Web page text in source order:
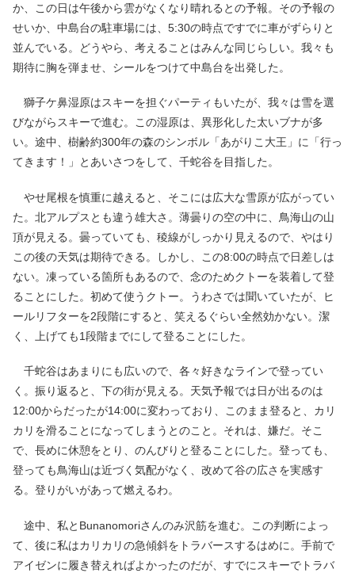
か、この日は午後から雲がなくなり晴れるとの予報。その予報の
せいか、中島台の駐車場には、5:30の時点ですでに車がずらりと
並んでいる。どうやら、考えることはみんな同じらしい。我々も
期待に胸を弾ませ、シールをつけて中島台を出発した。
獅子ケ鼻湿原はスキーを担ぐパーティもいたが、我々は雪を選
びながらスキーで進む。この湿原は、異形化した太いブナが多
い。途中、樹齢約300年の森のシンボル「あがりこ大王」に「行っ
てきます！」とあいさつをして、千蛇谷を目指した。
やせ尾根を慎重に越えると、そこには広大な雪原が広がってい
た。北アルプスとも違う雄大さ。薄曇りの空の中に、鳥海山の山
頂が見える。曇っていても、稜線がしっかり見えるので、やはり
この後の天気は期待できる。しかし、この8:00の時点で日差しは
ない。凍っている箇所もあるので、念のためクトーを装着して登
ることにした。初めて使うクトー。うわさでは聞いていたが、ヒ
ールリフターを2段階にすると、笑えるぐらい全然効かない。潔
く、上げても1段階までにして登ることにした。
千蛇谷はあまりにも広いので、各々好きなラインで登ってい
く。振り返ると、下の街が見える。天気予報では日が出るのは
12:00からだったが14:00に変わっており、このまま登ると、カリ
カリを滑ることになってしまうとのこと。それは、嫌だ。そこ
で、長めに休憩をとり、のんびりと登ることにした。登っても、
登っても鳥海山は近づく気配がなく、改めて谷の広さを実感す
る。登りがいがあって燃えるわ。
途中、私とBunanomoriさんのみ沢筋を進む。この判断によっ
て、後に私はカリカリの急傾斜をトラバースするはめに。手前で
アイゼンに履き替えればよかったのだが、すでにスキーでトラバ